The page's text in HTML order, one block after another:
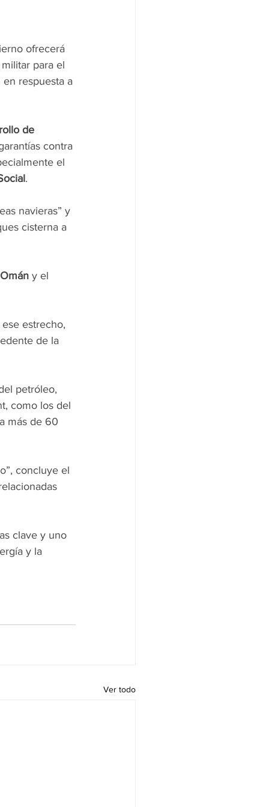
ofrecerá
para el
en respuesta a
de
contra
el
.
navieras” y
cisterna a
y el
estrecho,
de la
petróleo,
como los del
más de 60
concluye el
clave y uno
y la
Ver todo